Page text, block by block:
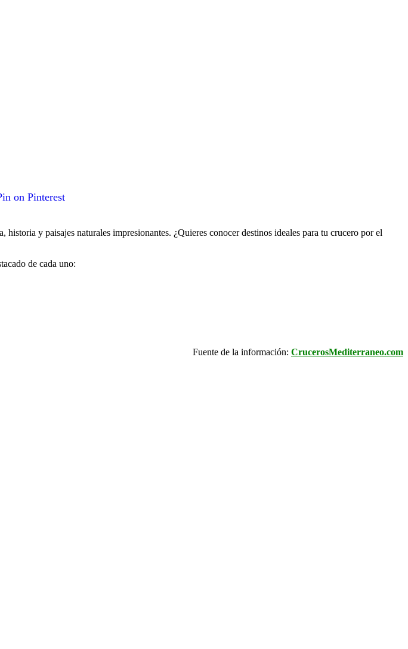
y paisajes naturales impresionantes. ¿Quieres conocer destinos ideales para tu crucero por el
de cada uno:
Fuente de la información: CrucerosMediterraneo.com